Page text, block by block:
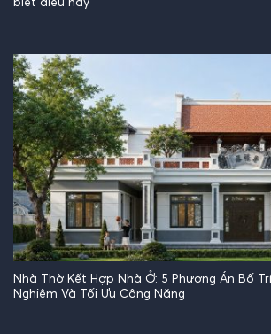
Nhà Thờ Kết Hợp Nhà Ở: 5 Phương Án Bố
Nghiêm Và Tối Ưu Công Năng